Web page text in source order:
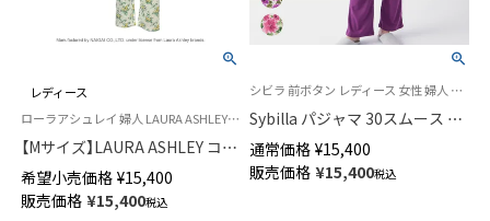
レディース
ローラアシュレイ 婦人 LAURA ASHLEY 長袖 寝巻 部屋着前ボタン
【Mサイズ】LAURA ASHLEY コッ
トン100％ 中わたニットキルト
ルイースフローラルパジャマ 長
袖 長丈パンツ 前ボタン レディ
希望小売価格 ¥15,400
販売価格 ¥15,400税込
シビラ 前ボタン レディース 女性 婦人 パジャマ
Sybilla パジャマ 30スムース 微
起毛プリント Delicias デリシア
ス 長袖 長丈パンツ 【Mサイズ】
73925802
通常価格 ¥15,400
販売価格 ¥15,400税込